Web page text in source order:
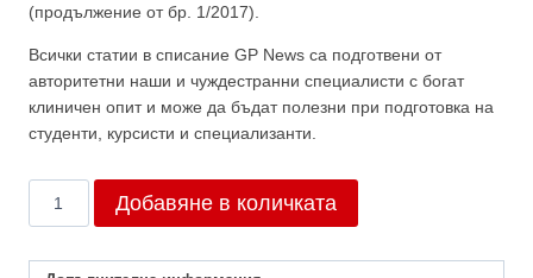
(продължение от бр. 1/2017).
Всички статии в списание GP News са подготвени от
авторитетни наши и чуждестранни специалисти с богат
клиничен опит и може да бъдат полезни при подготовка на
студенти, курсисти и специализанти.
2/2017
Добавяне в количката